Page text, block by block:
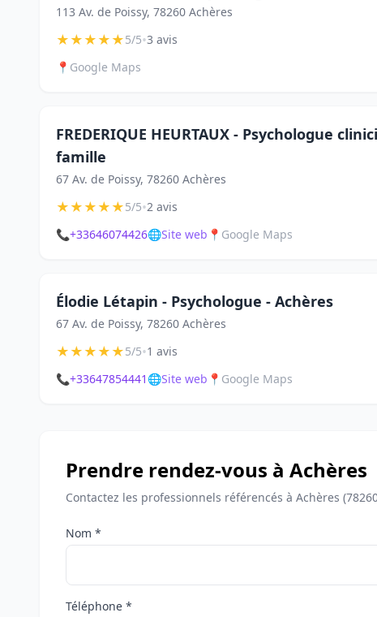
113 Av. de Poissy, 78260 Achères
★★★★★5/5•3 avis
📍 Google Maps
FREDERIQUE HEURTAUX - Psychologue
famille
67 Av. de Poissy, 78260 Achères
★★★★★5/5•2 avis
📞+33646074426🌐Site web 📍 Google Maps
Élodie Létapin - Psychologue - Achères
67 Av. de Poissy, 78260 Achères
★★★★★5/5•1 avis
📞+33647854441 🌐Site web 📍 Google Maps
Prendre rendez-vous à Achères
Contactez les professionnels référencés à Achères
Nom *
Téléphone *